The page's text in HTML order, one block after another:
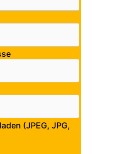
(JPEG, JPG,